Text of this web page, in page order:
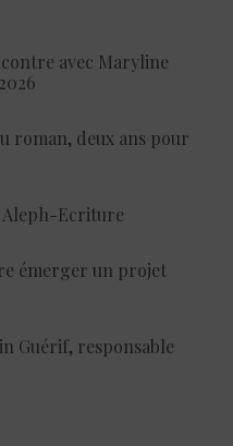
avec Maryline
roman, deux ans pour
Aleph-Ecriture
émerger un projet
Guérif, responsable